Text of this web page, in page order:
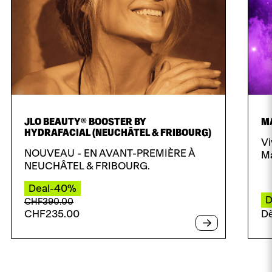
JLO BEAUTY® BOOSTER BY
HYDRAFACIAL (NEUCHÂTEL & FRIBOURG)
NOUVEAU - EN AVANT-PREMIÈRE À
NEUCHÂTEL & FRIBOURG.
Deal-40%
CHF390.00
Le
prix
était
CHF235.00
Le
prix
est